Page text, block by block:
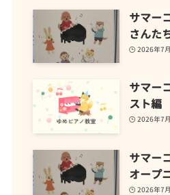
サマー
さんた
2026年7
サマー
スト編
2026年7
サマー
オープ
2026年7